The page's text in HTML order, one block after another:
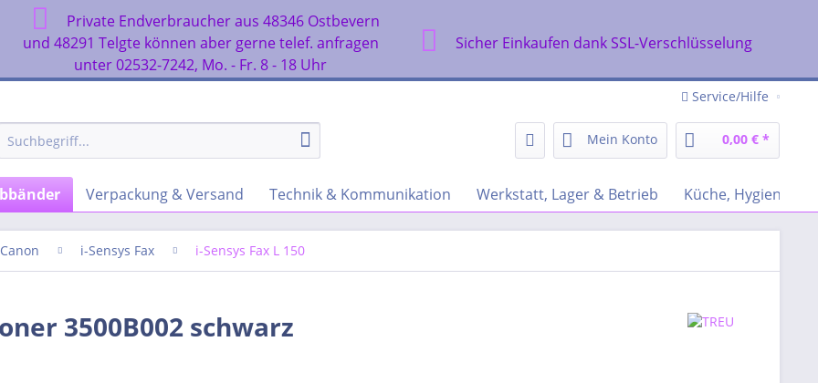
Private Endverbraucher aus 48346 Ostbevern
und 48291 Telgte können aber gerne telef. anfragen
unter 02532-7242, Mo. - Fr. 8 - 18 Uhr
Sicher Einkaufen dank SSL-Verschlüsselung
Service/Hilfe
Mein Konto 0,00 € *
Verpackung & Versand Technik & Kommunikation Werkstatt, Lager & Betrieb Küche, Hygiene &
Canon i-Sensys Fax i-Sensys Fax L 150
3500B002 schwarz